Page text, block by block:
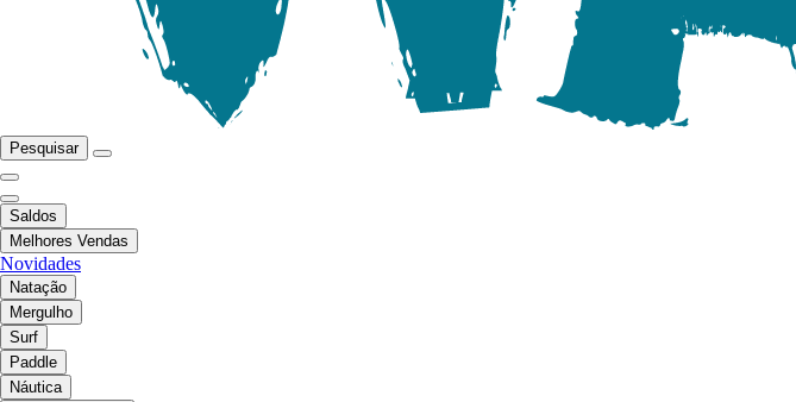
Pesquisar
Saldos
Melhores Vendas
Novidades
Natação
Mergulho
Surf
Paddle
Náutica